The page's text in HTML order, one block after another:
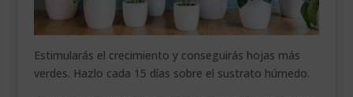
Estimularás el crecimiento y conseguirás hojas más
verdes. Hazlo cada 15 días sobre el sustrato húmedo.